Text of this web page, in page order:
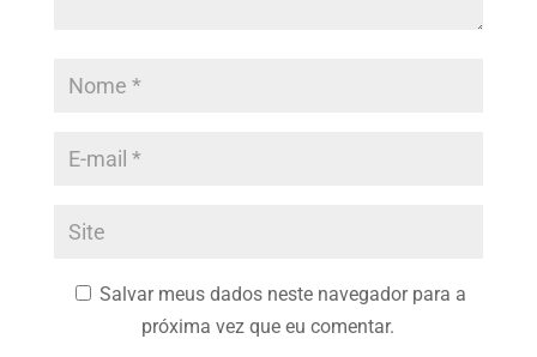
Salvar meus dados neste navegador para a
próxima vez que eu comentar.